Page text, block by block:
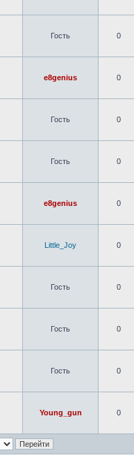
Гость 0
e8genius 0
Гость 0
Гость 0
e8genius 0
Little_Joy 0
Гость 0
Гость 0
Гость 0
Young_gun 0